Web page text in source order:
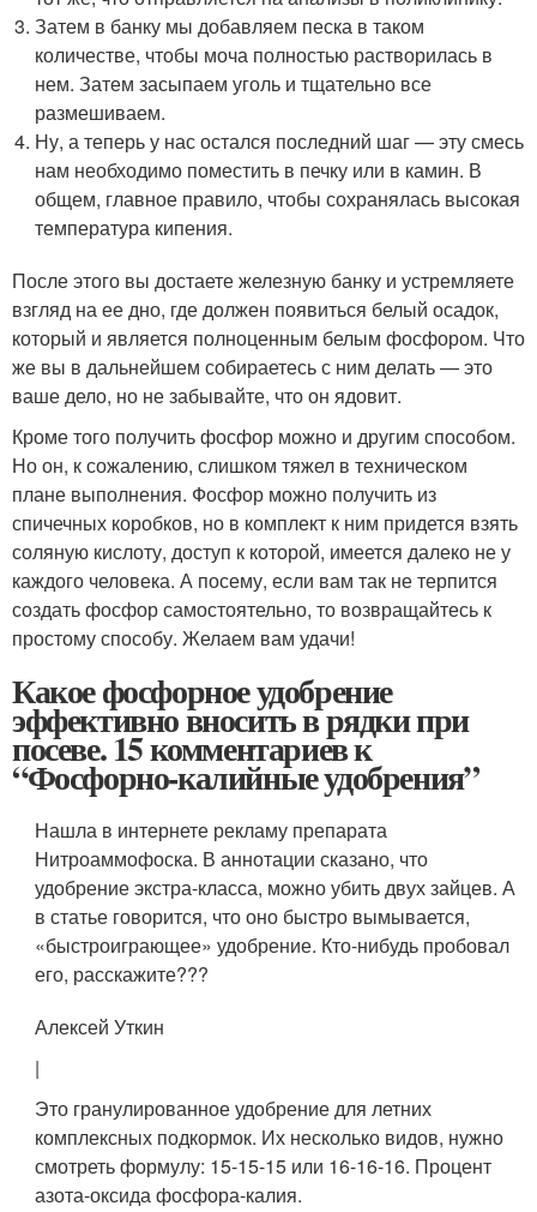
Затем в банку мы добавляем песка в таком
количестве, чтобы моча полностью растворилась в
нем. Затем засыпаем уголь и тщательно все
размешиваем.
Ну, а теперь у нас остался последний шаг — эту смесь
нам необходимо поместить в печку или в камин. В
общем, главное правило, чтобы сохранялась высокая
температура кипения.
После этого вы достаете железную банку и устремляете
взгляд на ее дно, где должен появиться белый осадок,
который и является полноценным белым фосфором. Что
же вы в дальнейшем собираетесь с ним делать — это
ваше дело, но не забывайте, что он ядовит.
Кроме того получить фосфор можно и другим способом.
Но он, к сожалению, слишком тяжел в техническом
плане выполнения. Фосфор можно получить из
спичечных коробков, но в комплект к ним придется взять
соляную кислоту, доступ к которой, имеется далеко не у
каждого человека. А посему, если вам так не терпится
создать фосфор самостоятельно, то возвращайтесь к
простому способу. Желаем вам удачи!
Какое фосфорное удобрение
эффективно вносить в рядки при
посеве. 15 комментариев к
“Фосфорно-калийные удобрения”
Нашла в интернете рекламу препарата
Нитроаммофоска. В аннотации сказано, что
удобрение экстра-класса, можно убить двух зайцев. А
в статье говорится, что оно быстро вымывается,
«быстроиграющее» удобрение. Кто-нибудь пробовал
его, расскажите???
Алексей Уткин
|
Это гранулированное удобрение для летних
комплексных подкормок. Их несколько видов, нужно
смотреть формулу: 15-15-15 или 16-16-16. Процент
азота-оксида фосфора-калия.